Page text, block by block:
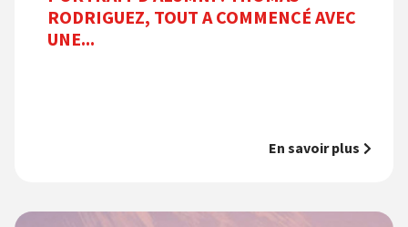
RODRIGUEZ, TOUT A COMMENCÉ AVEC
UNE...
En savoir plus